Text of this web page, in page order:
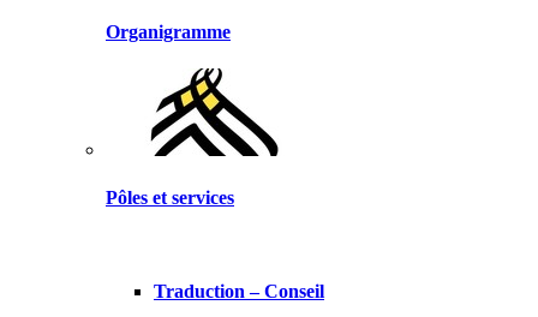
Organigramme
Pôles et services
Traduction – Conseil